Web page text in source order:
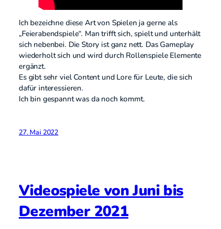
Ich bezeichne diese Art von Spielen ja gerne als
„Feierabendspiele“. Man trifft sich, spielt und unterhält
sich nebenbei. Die Story ist ganz nett. Das Gameplay
wiederholt sich und wird durch Rollenspiele Elemente
ergänzt.
Es gibt sehr viel Content und Lore für Leute, die sich
dafür interessieren.
Ich bin gespannt was da noch kommt.
27. Mai 2022
Videospiele von Juni bis
Dezember 2021